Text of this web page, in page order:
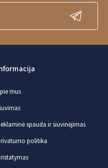
mus
spauda ir siuvinėjimas
politika